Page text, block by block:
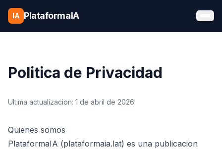
Saltar al contenido
IA PlataformaIA
Politica de Privacidad
Ultima actualizacion: 1 de abril de 2026
Quienes somos
PlataformaIA (plataformaia.lat) es una publicacion